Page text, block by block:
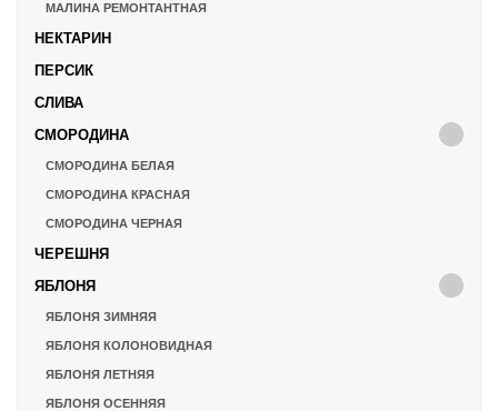
МАЛИНА РЕМОНТАНТНАЯ
НЕКТАРИН
ПЕРСИК
СЛИВА
СМОРОДИНА
СМОРОДИНА БЕЛАЯ
СМОРОДИНА КРАСНАЯ
СМОРОДИНА ЧЕРНАЯ
ЧЕРЕШНЯ
ЯБЛОНЯ
ЯБЛОНЯ ЗИМНЯЯ
ЯБЛОНЯ КОЛОНОВИДНАЯ
ЯБЛОНЯ ЛЕТНЯЯ
ЯБЛОНЯ ОСЕННЯЯ